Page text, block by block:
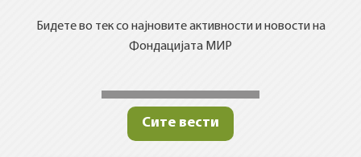
Бидете во тек со најновите активности и новости на
Фондацијата МИР
Сите вести